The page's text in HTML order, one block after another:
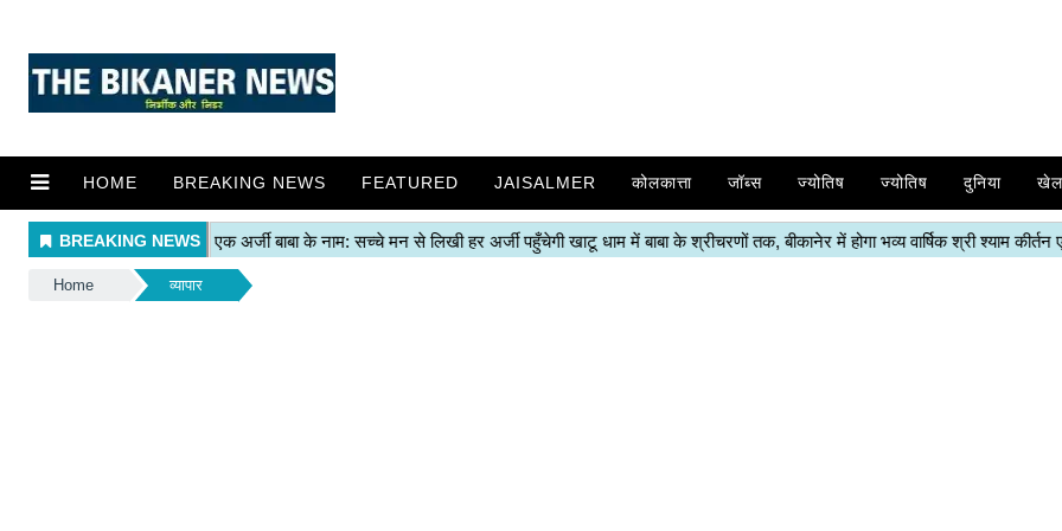
HOME BREAKING NEWS FEATURED JAISALMER कोलकात्ता जॉब्स ज्योतिष ज्योतिष दुनिया खेल
Home व्यापार